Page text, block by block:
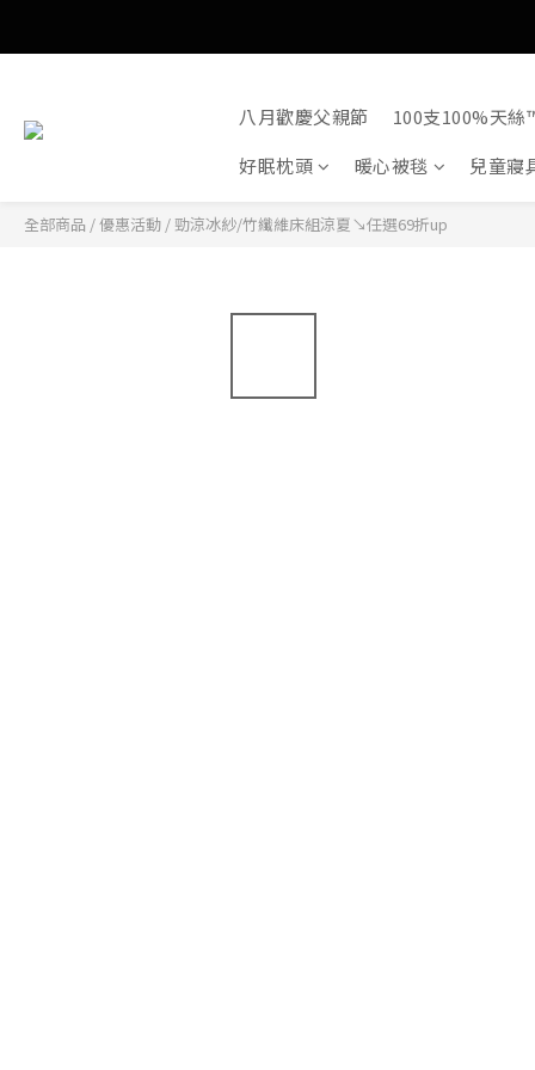
八月歡慶父親節
100支100%天絲
好眠枕頭
暖心被毯 兒童寢
全部商品 /優惠活動 /勁涼冰紗/竹纖維床組涼夏↘任選69折up